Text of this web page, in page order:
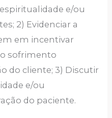
e/ou
2) Evidenciar a
em incentivar
sofrimento
do cliente; 3) Discutir
e/ou
do paciente.